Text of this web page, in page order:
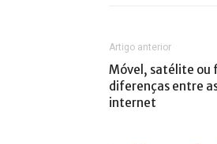
Artigo anterior
Móvel, satélite ou
diferenças entre
internet